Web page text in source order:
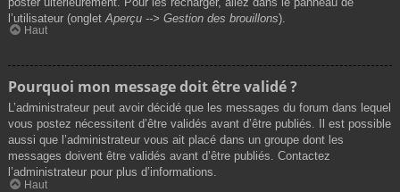
l’utilisateur (onglet Aperçu --> Gestion des brouillons).
Haut
Pourquoi mon message doit être validé ?
L’administrateur peut avoir décidé que les messages du forum dans lequel
vous postez nécessitent d’être validés avant d’être publiés. Il est possible
aussi que l’administrateur vous ait placé dans un groupe dont les
messages doivent être validés avant d’être publiés. Contactez
l’administrateur pour plus d’informations.
Haut